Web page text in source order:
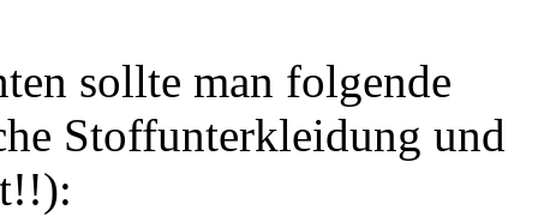
sollte man folgende
Stoffunterkleidung und